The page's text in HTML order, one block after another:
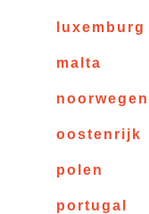
luxemburg
malta
noorwegen
oostenrijk
polen
portugal